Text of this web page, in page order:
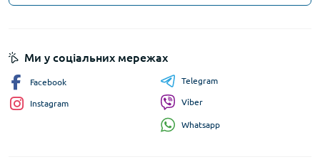
Ми у соціальних мережах
Facebook
Instagram
Telegram
Viber
Whatsapp